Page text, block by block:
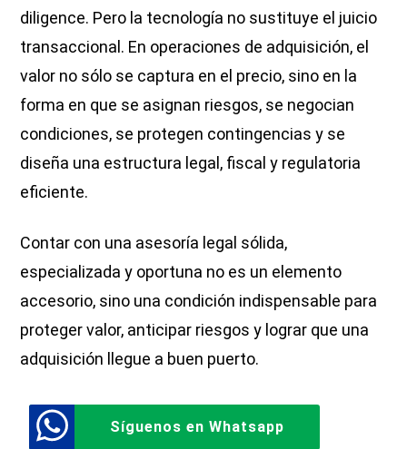
diligence. Pero la tecnología no sustituye el juicio
transaccional. En operaciones de adquisición, el
valor no sólo se captura en el precio, sino en la
forma en que se asignan riesgos, se negocian
condiciones, se protegen contingencias y se
diseña una estructura legal, fiscal y regulatoria
eficiente.
Contar con una asesoría legal sólida,
especializada y oportuna no es un elemento
accesorio, sino una condición indispensable para
proteger valor, anticipar riesgos y lograr que una
adquisición llegue a buen puerto.
Síguenos en Whatsapp